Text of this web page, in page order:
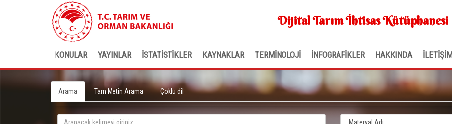
Dijital Tarım İhtisas Kütüphanesi
KONULAR YAYINLAR İSTATİSTİKLER KAYNAKLAR TERMİNOLOJİ İNFOGRAFİKLER HAKKINDA İLETİŞİM
Arama Tam Metin Arama Çoklu dil